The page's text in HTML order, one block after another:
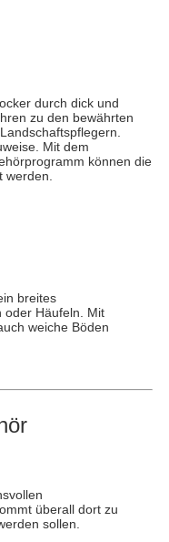
durch dick und
zu den bewährten
Mit dem
können die
breites
oder Häufeln. Mit
weiche Böden
überall dort zu
sollen.